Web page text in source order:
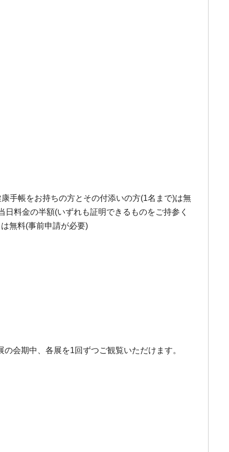
手帳をお持ちの方とその付添いの方(1名まで)は無
料金の半額(いずれも証明できるものをご持参く
無料(事前申請が必要)
会期中、各展を1回ずつご観覧いただけます。